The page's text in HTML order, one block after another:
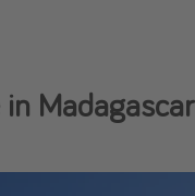
Madagascar